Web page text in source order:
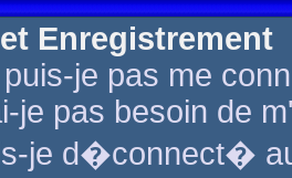
Enregistrement
je pas me
je pas besoin de
je d�connect�